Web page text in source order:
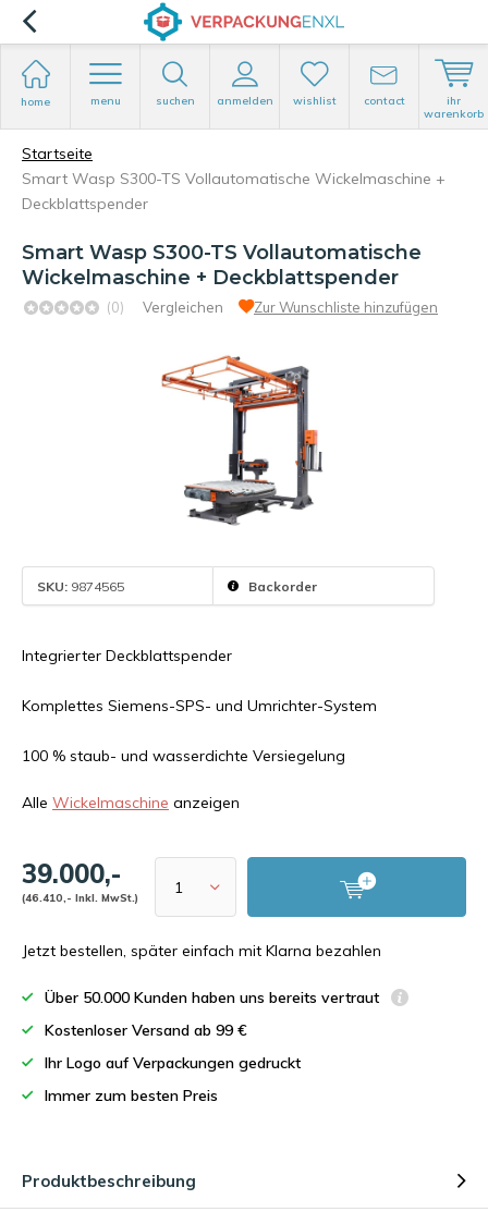
home menu suchen anmelden wishlist contact
ihr
warenkorb
Startseite
Smart Wasp S300-TS Vollautomatische Wickelmaschine +
Deckblattspender
Smart Wasp S300-TS Vollautomatische
Wickelmaschine + Deckblattspender
(0) Vergleichen Zur Wunschliste hinzufügen
SKU: 9874565 Backorder
Integrierter Deckblattspender
Komplettes Siemens-SPS- und Umrichter-System
100 % staub- und wasserdichte Versiegelung
Alle Wickelmaschine anzeigen
39.000,-
(46.410,- Inkl. MwSt.)
Jetzt bestellen, später einfach mit Klarna bezahlen
Über 50.000 Kunden haben uns bereits vertraut
Kostenloser Versand ab 99 €
Ihr Logo auf Verpackungen gedruckt
Immer zum besten Preis
Produktbeschreibung